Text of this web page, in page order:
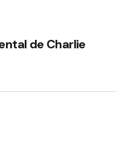
de Charlie